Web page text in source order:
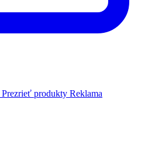
Prezrieť produkty Reklama